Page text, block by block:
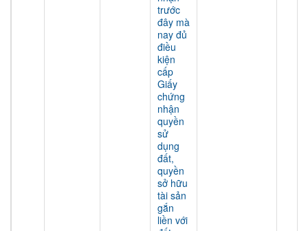
trước
đây mà
nay đủ
điều
kiện
cấp
Giấy
chứng
nhận
quyền
sử
dụng
đất,
quyền
sở hữu
tài sản
gắn
liền với